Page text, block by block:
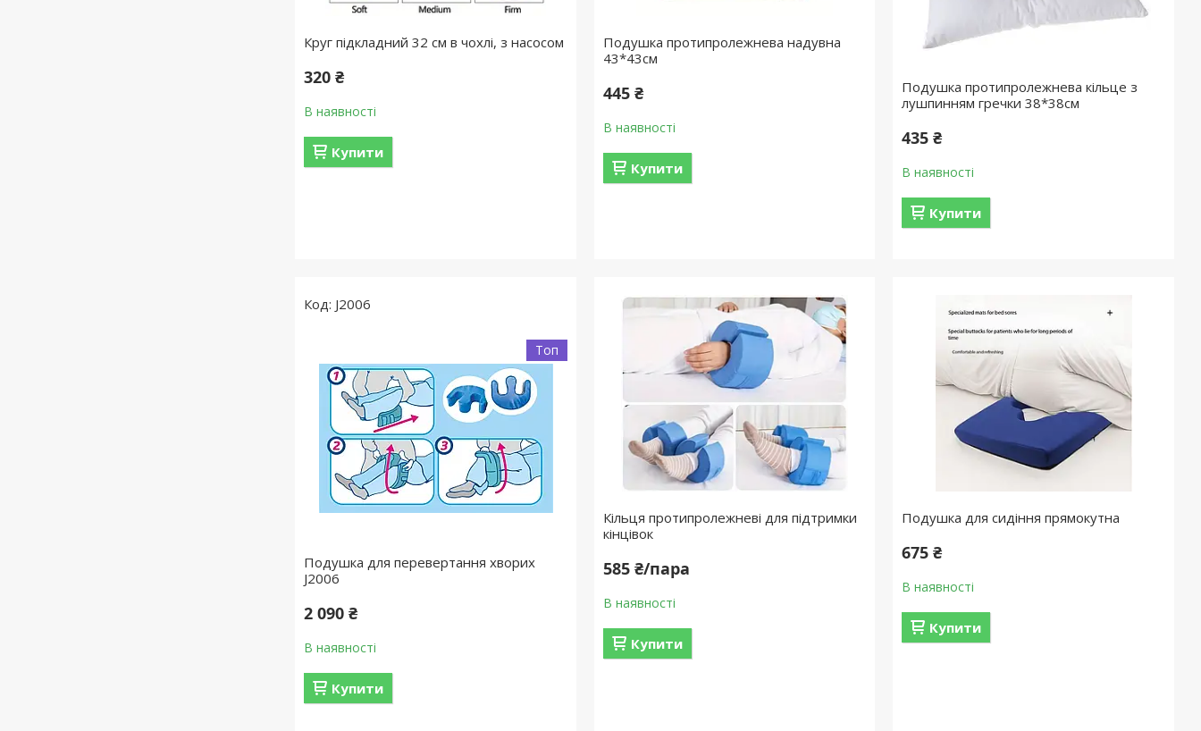
Круг підкладний 32 см в чохлі, з насосом
320 ₴
В наявності
Купити
Подушка протипролежнева надувна
43*43см
445 ₴
В наявності
Купити
Подушка протипролежнева кільце з
лушпинням гречки 38*38см
435 ₴
В наявності
Купити
J2006
Топ
Подушка для перевертання хворих
J2006
2 090 ₴
В наявності
Купити
Кільця протипролежневі для підтримки
кінцівок
585 ₴/пара
В наявності
Купити
Подушка для сидіння прямокутна
675 ₴
В наявності
Купити